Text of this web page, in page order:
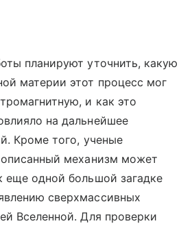
планируют уточнить, какую
материи этот процесс мог
и как это
на дальнейшее
Кроме того, ученые
описанный механизм может
еще одной большой загадке
сверхмассивных
Вселенной. Для проверки